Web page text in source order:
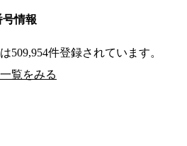
情報
509,954件登録されています。
覧をみる